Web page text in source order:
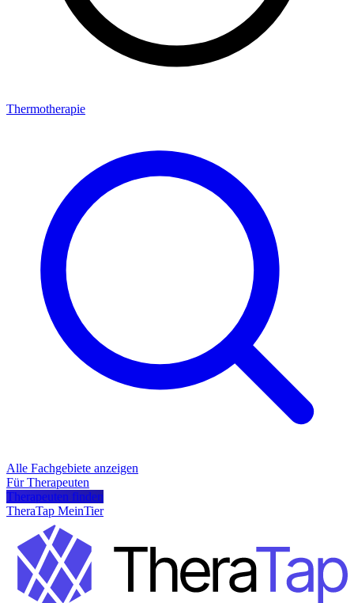
Thermotherapie
Alle Fachgebiete anzeigen
Für Therapeuten
Therapeuten finden
TheraTap MeinTier